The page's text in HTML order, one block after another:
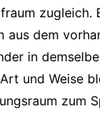
zugleich.
aus dem
in
und Weise
zum